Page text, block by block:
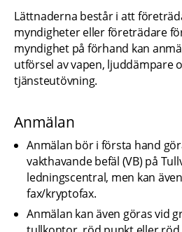
Lättnaderna består i att
myndigheter eller företrädare
myndighet på förhand kan
utförsel av vapen, ljuddämpare
tjänsteutövning.
Anmälan
Anmälan bör i första hand
vakthavande befäl (VB) på
ledningscentral, men kan
fax/kryptofax.
Anmälan kan även göras vid